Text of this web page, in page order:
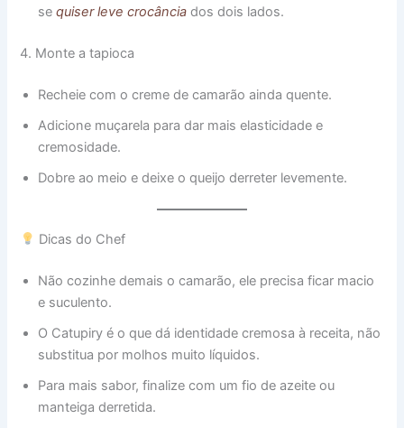
sequiser leve crocância dos dois lados.
4. Monte a tapioca
Recheie com o creme de camarão ainda quente.
Adicione muçarela para dar mais elasticidade e
cremosidade.
Dobre ao meio e deixe o queijo derreter levemente.
Dicas do Chef
Não cozinhe demais o camarão, ele precisa ficar macio
e suculento.
O Catupiry é o que dá identidade cremosa à receita, não
substitua por molhos muito líquidos.
Para mais sabor, finalize com um fio de azeite ou
manteiga derretida.